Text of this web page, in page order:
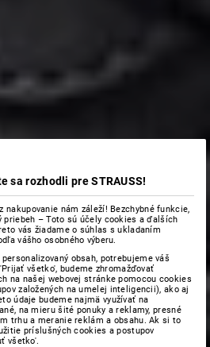
sa rozhodli pre STRAUSS!
nám záleží! Bezchybné funkcie,
priebeh – Toto sú účely cookies a ďalších
vás žiadame o súhlas s ukladaním
vášho osobného výberu.
obsah, potrebujeme váš
všetko', budeme zhromažďovať
na našej webovej stránke pomocou cookies
založených na umelej inteligencii), ako aj
údaje budeme najmä využívať na
na mieru šité ponuky a reklamy, presné
trhu a meranie reklám a obsahu. Ak si to
príslušných cookies a postupov
všetko'.